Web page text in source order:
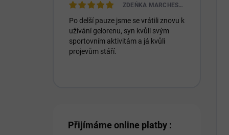
ZDEŇKA MARCHESIOVÁ
Po delší pauze jsme se vrátili znovu k
užívání gelorenu, syn kvůli svým
sportovním aktivitám a já kvůli
projevům stáří.
Přijímáme online platby :